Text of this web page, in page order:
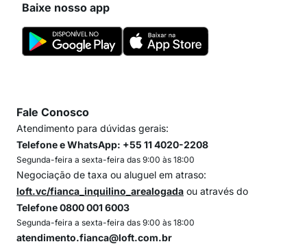
Baixe nosso app
Fale Conosco
Atendimento para dúvidas gerais:
Telefone e WhatsApp: +55 11 4020-2208
Segunda-feira a sexta-feira das 9:00 às 18:00
Negociação de taxa ou aluguel em atraso:
loft.vc/fianca_inquilino_arealogada ou através do
Telefone 0800 001 6003
Segunda-feira a sexta-feira das 9:00 às 18:00
atendimento.fianca@loft.com.br